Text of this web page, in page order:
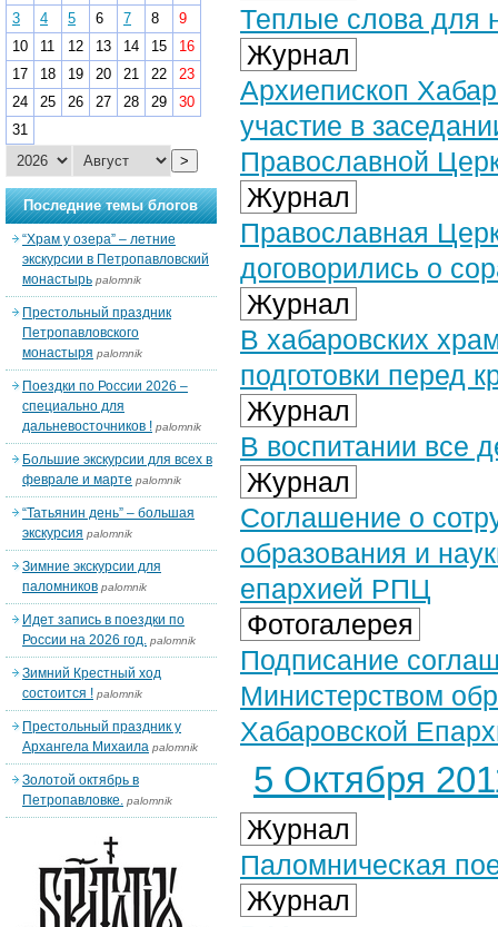
Теплые слова для
Журнал
Архиепископ
участие в
Православной
Журнал
Православная
договорились о
Журнал
В хабаровских
подготовки перед
Журнал
В воспитании все
Журнал
Соглашение о
образования и
епархией РПЦ
Фотогалерея
Подписание
Министерством
Хабаровской
5 Октября
Журнал
Паломническая
Журнал
3
4 5 6 7 8
9
10
11 12 13 14 15
16
17
18 19 20 21 22
23
24
25 26 27 28 29
30
31
>
Последние темы блогов
“Храм у озера” – летние
экскурсии в Петропавловский
монастырь palomnik
Престольный праздник
Петропавловского
монастыря palomnik
Поездки по России 2026 –
специально для
дальневосточников ! palomnik
Большие экскурсии для всех в
феврале и марте palomnik
“Татьянин день” – большая
экскурсия palomnik
Зимние экскурсии для
паломников palomnik
Идет запись в поездки по
России на 2026 год. palomnik
Зимний Крестный ход
состоится ! palomnik
Престольный праздник у
Архангела Михаила palomnik
Золотой октябрь в
Петропавловке. palomnik